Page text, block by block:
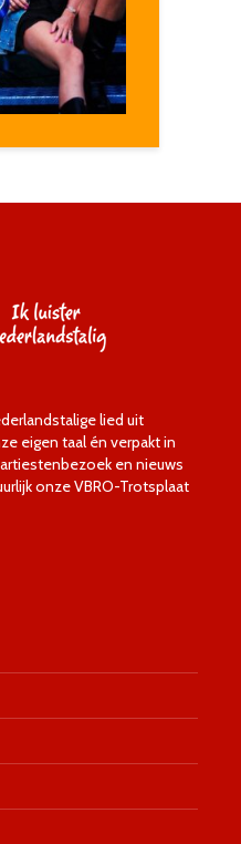
lied uit
eigen taal én verpakt in
en nieuws
onze VBRO-Trotsplaat